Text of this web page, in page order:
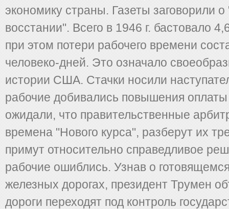
экономику страны. Газеты заговорили
восстании". Всего в 1946 г. бастовало
при этом потери рабочего времени
человеко-дней. Это означало
истории США. Стачки носили
рабочие добивались повышения
ожидали, что правительственные
времена "Нового курса", разберут их
примут относительно справедливое
рабочие ошиблись. Узнав о
железных дорогах, президент Трумен
дороги переходят под контроль